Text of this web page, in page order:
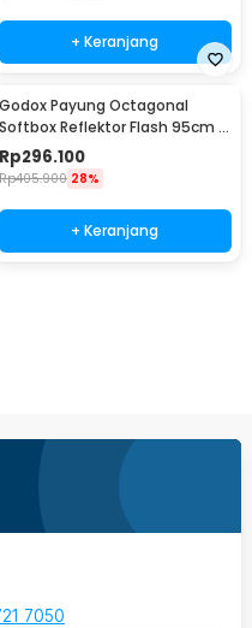
+ Keranjang
Godox Payung Octagonal
Softbox Reflektor Flash 95cm -
SB-UBW
Rp296.100
Rp405.900 28%
+ Keranjang
7050